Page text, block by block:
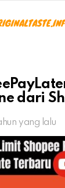
dari
yang lalu